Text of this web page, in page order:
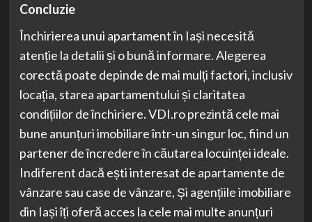
Concluzie
Închirierea unui apartament în Iași necesită
atenție la detalii și o bună informare. Alegerea
corectă poate depinde de mai mulți factori, inclusiv
locația, starea apartamentului și claritatea
condițiilor de închiriere. VDI.ro prezintă cele mai
bune anunțuri imobiliare într-un singur loc, fiind un
partener de încredere în căutarea locuinței ideale.
Indiferent dacă ești interesat de apartamente de
vânzare sau case de vânzare, Și agențiile imobiliare
din Iași îți oferă acces la cele mai multe anunțuri